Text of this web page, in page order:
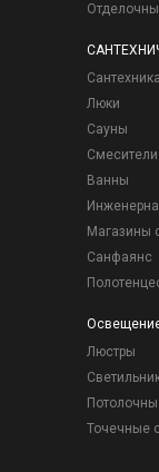
Сантехника
Люки
Сауны
Смесители
Ванны
Магазины
Санфаянс
Люстры
Точечные